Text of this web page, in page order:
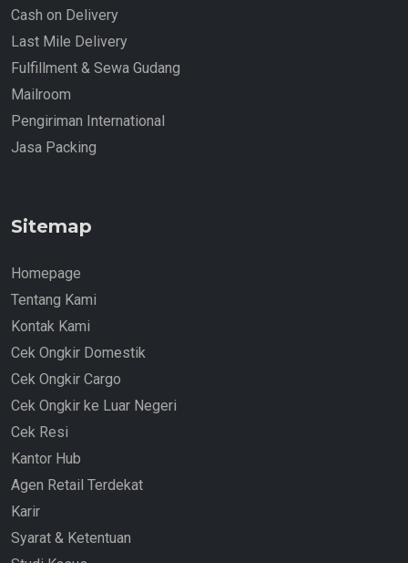
Cash on Delivery
Last Mile Delivery
Fulfillment & Sewa Gudang
Mailroom
Pengiriman International
Jasa Packing
Sitemap
Homepage
Tentang Kami
Kontak Kami
Cek Ongkir Domestik
Cek Ongkir Cargo
Cek Ongkir ke Luar Negeri
Cek Resi
Kantor Hub
Agen Retail Terdekat
Karir
Syarat & Ketentuan